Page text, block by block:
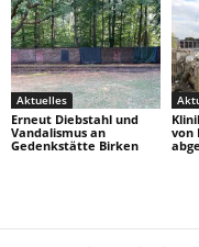
Aktuelles
Erneut Diebstahl und
Vandalismus an
Gedenkstätte Birken
von